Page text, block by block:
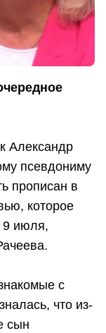
Александр
псевдониму
прописан в
которое
9 июля,
с
что из-
сын